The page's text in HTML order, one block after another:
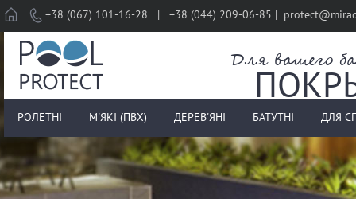
Home+38 (067) 101-16-28 | +38 (044) 209-06-85 |
Для вашего
РОЛЕТНІ М'ЯКІ (ПВХ) ДЕРЕВ'ЯНІ БАТУТНІ ДЛЯ